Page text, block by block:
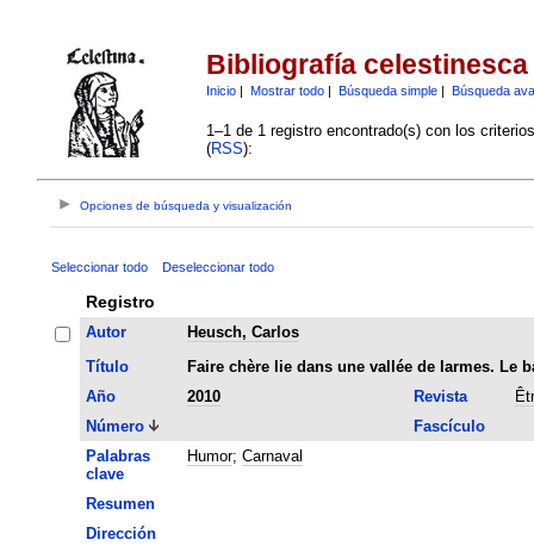
Bibliografía celestinesca
Inicio| Mostrar todo| Búsqueda simple| Búsqueda
1–1 de 1 registro encontrado(s) con los
(RSS):
Opciones de búsqueda y visualización
Seleccionar todo Deseleccionar todo
Registro
Autor
Heusch, Carlos
Título
Faire chère lie dans une vallée de larmes. Le
Año
2010 Revista
Número
Fascículo
Palabras
clave
Humor; Carnaval
Resumen
Dirección